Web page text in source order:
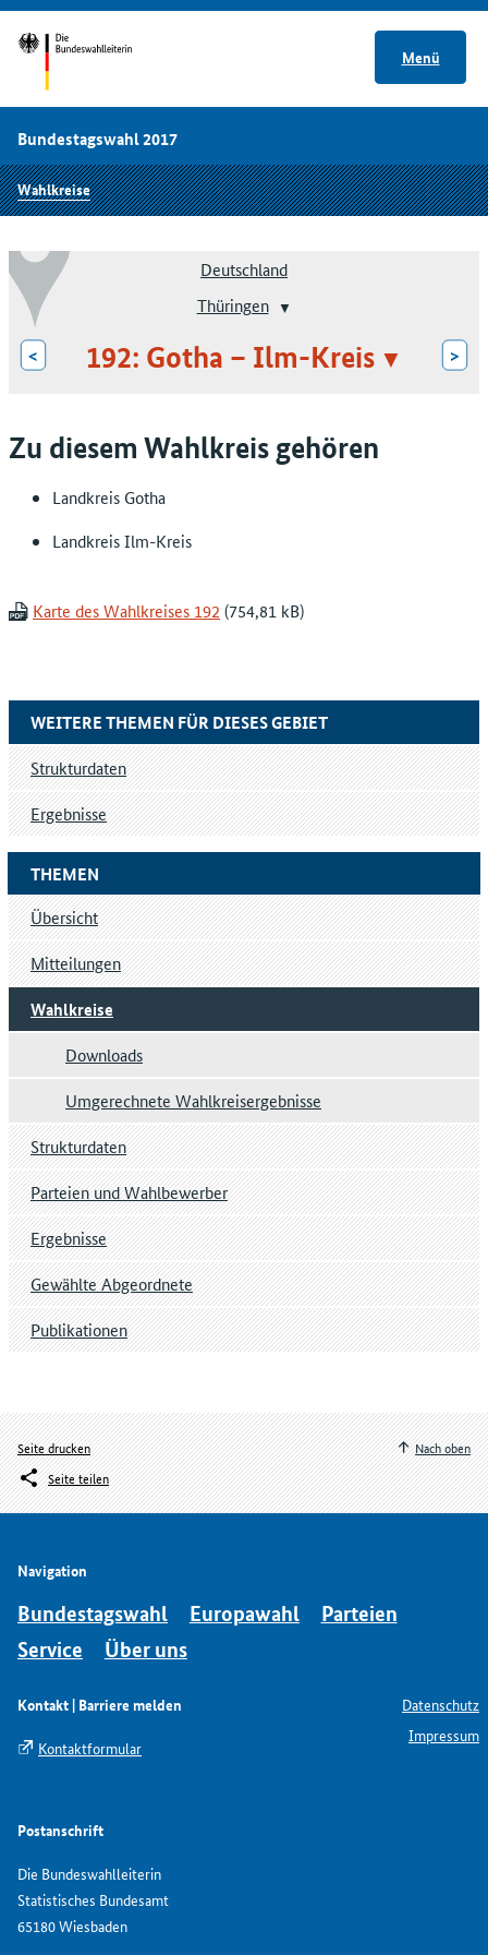
Menü
Bundestagswahl 2017
Wahlkreise
Deutschland
Thüringen
< 192: Gotha – Ilm-Kreis >
Zu diesem Wahlkreis gehören
Landkreis Gotha
Landkreis Ilm-Kreis
Karte des Wahlkreises 192
THEMEN
Übersicht
Mitteilungen
Wahlkreise
Downloads
Umgerechnete Wahlkreisergebnisse
Strukturdaten
Parteien und Wahlbewerber
Ergebnisse
Gewählte Abgeordnete
Publikationen
WEITERE THEMEN FÜR DIESES GEBIET
Strukturdaten
Ergebnisse
Seite drucken
Seite teilen
Nach oben
Navigation
Bundestagswahl Europawahl
Parteien
Service
Über uns
Kontakt | Barriere melden
Kontaktformular
Postanschrift
Die Bundeswahlleiterin
Statistisches Bundesamt
65180 Wiesbaden
Datenschutz
Impressum